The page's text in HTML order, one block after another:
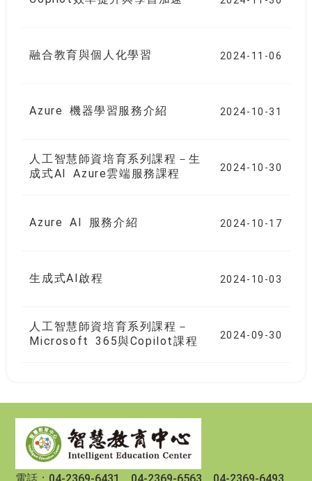
融合教育與個人化學習 2024-11-06
Azure 機器學習服務介紹 2024-10-31
人工智慧師資培育系列課程－生
成式AI Azure雲端服務課程
2024-10-30
Azure AI 服務介紹 2024-10-17
生成式AI啟程 2024-10-03
人工智慧師資培育系列課程－
Microsoft 365與Copilot課程
2024-09-30
電話：04-2369-6431、04-2369-6563、04-2369-6493、